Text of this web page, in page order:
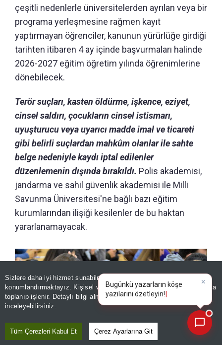
Sizlere daha iyi hizmet sunabilmek adına sitemizde
konumlandırmaktayız. Kişisel verileriniz, KVKK ve GDPR kapsamında
toplanıp işlenir. Detaylı bilgi almak içinAydınlatma Metnimizi
inceleyebilirsiniz.
Tüm Çerezleri Kabul Et Çerez Ayarlarına Git
çeşitli nedenlerle üniversitelerden ayrılan veya bir
programa yerleşmesine rağmen kayıt
yaptırmayan öğrenciler, kanunun yürürlüğe girdiği
tarihten itibaren 4 ay içinde başvurmaları halinde
2026-2027 eğitim öğretim yılında öğrenimlerine
dönebilecek.
Terör suçları, kasten öldürme, işkence, eziyet,
cinsel saldırı, çocukların cinsel istismarı,
uyuşturucu veya uyarıcı madde imal ve ticareti
gibi belirli suçlardan mahkûm olanlar ile sahte
belge nedeniyle kaydı iptal edilenler
düzenlemenin dışında bırakıldı. Polis akademisi,
jandarma ve sahil güvenlik akademisi ile Milli
Savunma Üniversitesi'ne bağlı bazı eğitim
kurumlarından ilişiği kesilenler de bu haktan
yararlanamayacak.
Bugünkü yazarlar